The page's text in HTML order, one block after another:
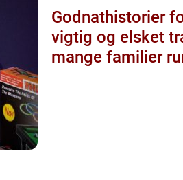
Godnathistorier
vigtig og elsket
mange familier